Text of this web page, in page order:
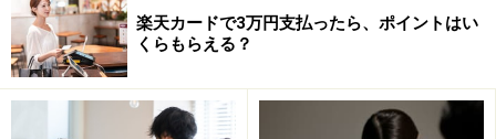
万円
無料で使用できる空港ラウンジ ： 国内主要空
港、ハワイ・ホノルル国際空港
ヘルプデスクサービス
楽天カードで3万円支払ったら、ポイントはい
くらもらえる？